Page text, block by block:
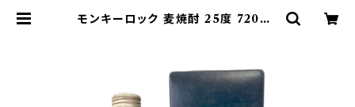
モンキーロック 麦焼酎 25度 720ml